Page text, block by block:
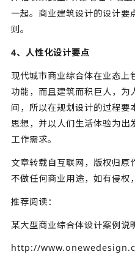
一起。商业建筑设计的设计要
则。
4、人性化设计要点
现代城市商业综合体在业态上
功能，而且建筑而积巨人，为
间，所以在规划设计的过程要
思想，并以人们生活体验为出
工作需求。
文章转载自互联网，版权归原
不做任何商业用途，如有侵权
推荐阅读：
某大型商业综合体设计案例说
http://